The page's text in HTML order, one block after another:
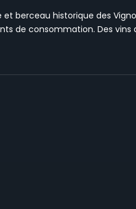
berceau historique des
de consommation. Des vins